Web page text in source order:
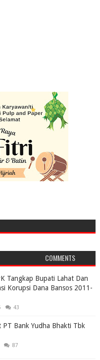
COMMENTS
Tangkap Bupati Lahat Dan
Korupsi Dana Bansos 2011-
43
Bank Yudha Bhakti Tbk
87